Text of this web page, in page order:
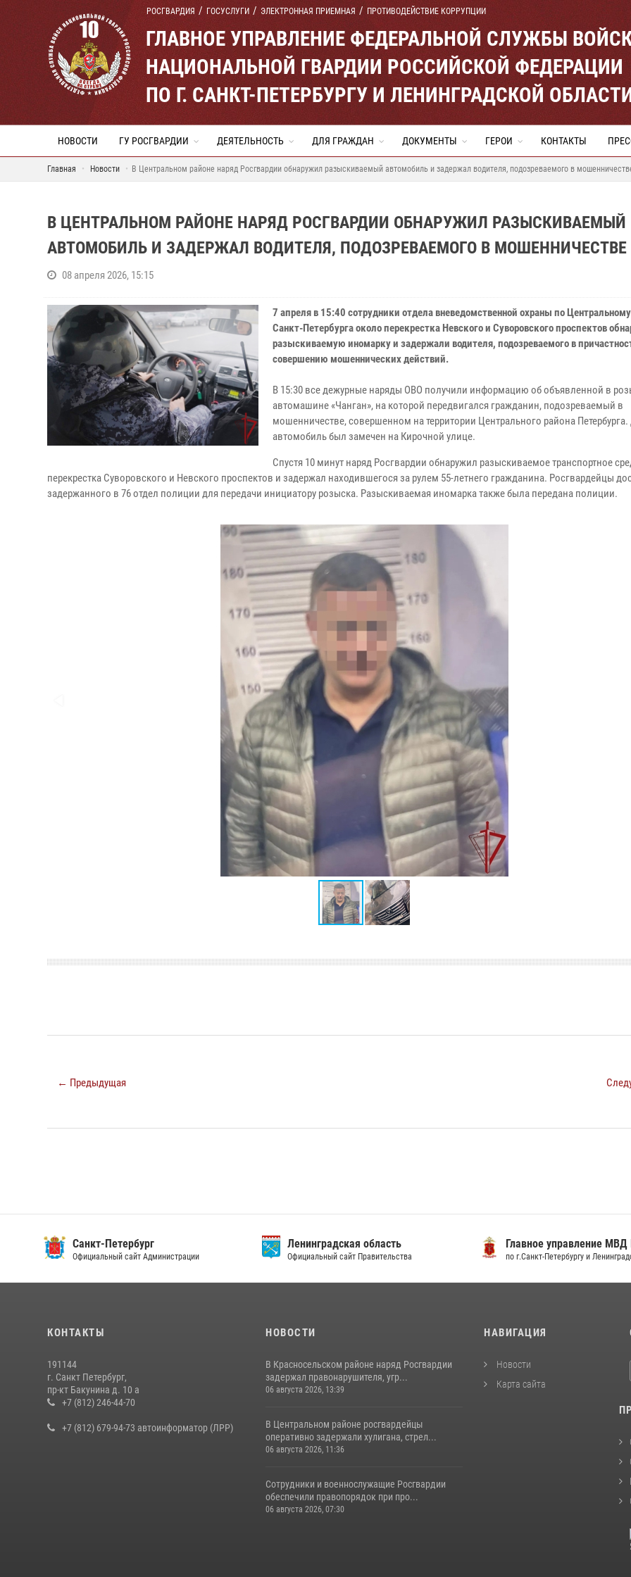
РОСГВАРДИЯ ГОСУСЛУГИ ЭЛЕКТРОННАЯ ПРИЕМНАЯ ПРОТИВОДЕЙСТВИЕ КОРРУПЦИИ
ГЛАВНОЕ УПРАВЛЕНИЕ ФЕДЕРАЛЬНОЙ СЛУЖБЫ
НАЦИОНАЛЬНОЙ ГВАРДИИ РОССИЙСКОЙ ФЕДЕРАЦИИ
ПО Г. САНКТ-ПЕТЕРБУРГУ И ЛЕНИНГРАДСКОЙ
НОВОСТИ ГУ РОСГВАРДИИ ДЕЯТЕЛЬНОСТЬ ДЛЯ ГРАЖДАН ДОКУМЕНТЫ ГЕРОИ КОНТАКТЫ
Главная Новости В Центральном районе наряд Росгвардии обнаружил разыскиваемый автомобиль и задержал водителя, подозреваемого в
В ЦЕНТРАЛЬНОМ РАЙОНЕ НАРЯД РОСГВАРДИИ ОБНАРУЖИЛ РАЗЫСКИВАЕМЫЙ
АВТОМОБИЛЬ И ЗАДЕРЖАЛ ВОДИТЕЛЯ, ПОДОЗРЕВАЕМОГО В МОШЕННИЧЕСТВЕ
08 апреля 2026, 15:15
7 апреля в 15:40 сотрудники отдела вневедомственной охраны по
Санкт-Петербурга около перекрестка Невского и Суворовского проспектов
разыскиваемую иномарку и задержали водителя, подозреваемого в
совершению мошеннических действий.
В 15:30 все дежурные наряды ОВО получили информацию об объявленной в
автомашине «Чанган», на которой передвигался гражданин, подозреваемый в
мошенничестве, совершенном на территории Центрального района
автомобиль был замечен на Кирочной улице.
Спустя 10 минут наряд Росгвардии обнаружил разыскиваемое транспортное
перекрестка Суворовского и Невского проспектов и задержал находившегося за рулем 55-летнего гражданина. Росгвардейцы
задержанного в 76 отдел полиции для передачи инициатору розыска. Разыскиваемая иномарка также была передана полиции.
← Предыдущая
Санкт-Петербург
Официальный сайт Администрации
Ленинградская область
Официальный сайт Правительства
Главное управление МВД
по г.Санкт-Петербургу и
КОНТАКТЫ
191144
г. Санкт Петербург,
пр-кт Бакунина д. 10 а
+7 (812) 246-44-70
+7 (812) 679-94-73 автоинформатор (ЛРР)
НОВОСТИ
В Красносельском районе наряд Росгвардии
задержал правонарушителя, угр...
06 августа 2026, 13:39
В Центральном районе росгвардейцы
оперативно задержали хулигана, стрел...
06 августа 2026, 11:36
Сотрудники и военнослужащие Росгвардии
обеспечили правопорядок при про...
06 августа 2026, 07:30
НАВИГАЦИЯ
Новости
Карта сайта